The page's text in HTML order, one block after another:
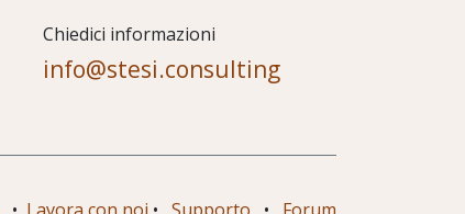
Chiedici informazioni
info@stesi.consulting